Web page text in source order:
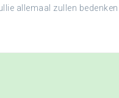
allemaal zullen